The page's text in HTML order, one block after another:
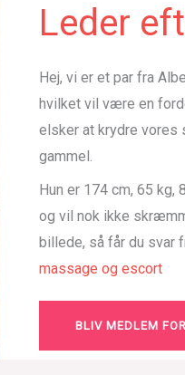
Leder
Hej, vi er et par fra
hvilket vil være en
elsker at krydre vores
gammel.
Hun er 174 cm, 65 kg,
og vil nok ikke
billede, så får du svar
massage og escort
BLIV MEDLEM